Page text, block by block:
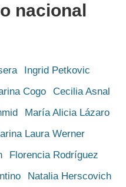
nacional
Ingrid Petkovic
Cogo
Cecilia Asnal
María Alicia Lázaro
Laura Werner
Florencia Rodríguez
Natalia Herscovich